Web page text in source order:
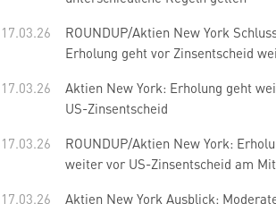
17.03.26
ROUNDUP/Aktien New York
Erholung geht vor Zinsentscheid
17.03.26
Aktien New York: Erholung geht
US-Zinsentscheid
17.03.26
ROUNDUP/Aktien New York:
weiter vor US-Zinsentscheid am
17.03.26
Aktien New York Ausblick: